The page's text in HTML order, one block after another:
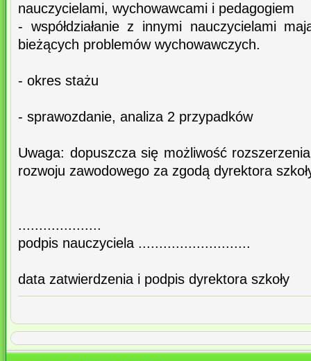
nauczycielami, wychowawcami i pedagogiem
- współdziałanie z innymi nauczycielami
bieżących problemów wychowawczych.
- okres stażu
- sprawozdanie, analiza 2 przypadków
Uwaga: dopuszcza się możliwość
rozwoju zawodowego za zgodą dyrektora
....................
podpis nauczyciela ...........................
data zatwierdzenia i podpis dyrektora szkoły